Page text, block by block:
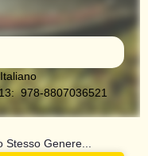
Italiano
978-8807036521
Stesso Genere...